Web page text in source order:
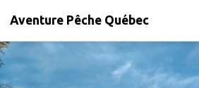
Aventure Pêche Québec